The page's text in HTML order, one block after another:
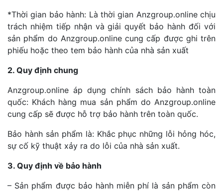
*Thời gian bảo hành: Là thời gian Anzgroup.online chịu
trách nhiệm tiếp nhận và giải quyết bảo hành đối với
sản phẩm do Anzgroup.online cung cấp được ghi trên
phiếu hoặc theo tem bảo hành của nhà sản xuất
2. Quy định chung
Anzgroup.online áp dụng chính sách bảo hành toàn
quốc: Khách hàng mua sản phẩm do Anzgroup.online
cung cấp sẽ được hỗ trợ bảo hành trên toàn quốc.
Bảo hành sản phẩm là: Khắc phục những lỗi hỏng hóc,
sự cố kỹ thuật xảy ra do lỗi của nhà sản xuất.
3. Quy định về bảo hành
– Sản phẩm được bảo hành miễn phí là sản phẩm còn